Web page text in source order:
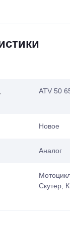
ATV 50
Новое
Аналог
Скутер,